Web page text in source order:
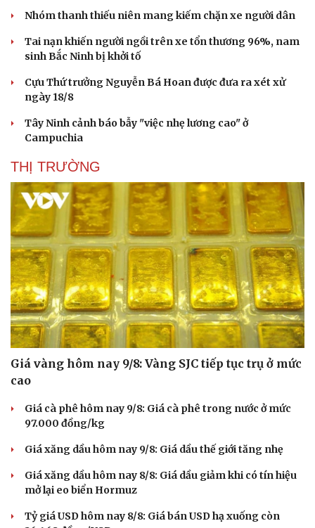
Tư vấn
Săn Tour
check-in
Câu chuyện thời sự
Hạt giống tâm hồn
Nhóm thanh thiếu niên mang kiếm chặn xe người dân
Tai nạn khiến người ngồi trên xe tổn thương 96%, nam
sinh Bắc Ninh bị khởi tố
Cựu Thứ trưởng Nguyễn Bá Hoan được đưa ra xét xử
ngày 18/8
Tây Ninh cảnh báo bẫy "việc nhẹ lương cao" ở
Campuchia
THỊ TRƯỜNG
Giá vàng hôm nay 9/8: Vàng SJC tiếp tục trụ ở mức
cao
Giá cà phê hôm nay 9/8: Giá cà phê trong nước ở mức
97.000 đồng/kg
Giá xăng dầu hôm nay 9/8: Giá dầu thế giới tăng nhẹ
Giá xăng dầu hôm nay 8/8: Giá dầu giảm khi có tín hiệu
mở lại eo biển Hormuz
Tỷ giá USD hôm nay 8/8: Giá bán USD hạ xuống còn